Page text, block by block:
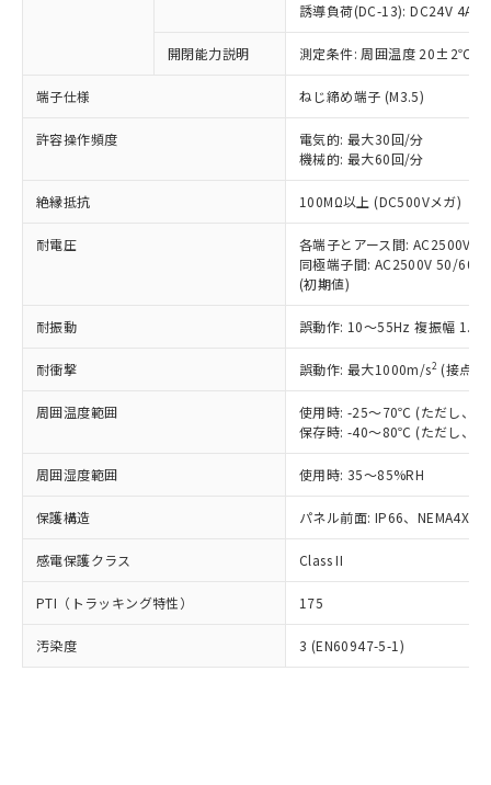
誘導負荷(DC-13): DC24V 4A/
開閉能力説明 測定条件: 周囲温度 20±2℃、
端子仕様 ねじ締め端子 (M3.5)
許容操作頻度
電気的: 最大30回/分
機械的: 最大60回/分
絶縁抵抗 100MΩ以上 (DC500Vメガ)
耐電圧
各端子とアース間: AC2500V
同極端子間: AC2500V 50/
(初期値)
耐振動 誤動作: 10～55Hz 複振幅
耐衝撃 誤動作: 最大1000m/s2 (接点
周囲温度範囲
使用時: -25～70℃ (ただし、氷
保存時: -40～80℃ (ただし、氷
周囲湿度範囲 使用時: 35～85%RH
保護構造 パネル前面: IP66、NEMA4X,
感電保護クラス Class II
PTI（トラッキング特性） 175
汚染度 3 (EN60947-5-1)
以下の条件をお読みいただき、同意のうえ
本サービスは、当社制御機器事業取扱
商品の当社在庫状況および標準価格
(税抜)を提供させていただくもので
当社制御機器事業取扱商品の中には、
本サービスの対象外となる商品もある
ことをご了承ください。
在庫状況および標準価格照会結果は、
記載している更新日時点での社内デー
タに基づき作成されるものであり、閲
覧された時点での実際の在庫および標
準価格とは異なる場合があることをご
正式な納期状況および標準価格はお客
様のお取引先、またはお客様担当のオ
ムロン制御機器販売店・当社販売員に
オムロン制御機器販売店や当社販売拠
販売ネットワーク
」をご確認
ください。
在庫状況および標準価格結果を当社の
事前の承諾なく第三者に漏洩または開
示しないようお願いします。
マイパーツ機能（部品リスト作成サー
ビス）をご利用いただくには、I-Web
対応予定なし：EU RoHS指令（10物質）の
非含有に非対応の商品で、対応品を出す予
調査・確認中：EU RoHS指令（10物質）の
非含有の対応状況を調査中または確認中の
商品です。
害物質有無と関係のない商品です。
仕入先様の事情により、非含有部品として
いたものが、含有品と判明した場合などや
むを得ず変更することがあります。
鉛(Pb) 1000ppm以下、 水銀(Hg) 1000ppm以下、 カド
六価クロム(Cr(Ⅵ)) 1000ppm以下、ポリ臭化ビフェニル
類(PBB) 1000ppm以下、ポリ臭化ジフェニルエーテル類
(PBDE) 1000ppm以下、フタル酸ビス(2-エチルヘキシ
ル) (DEHP)(別名：DOP) 1000ppm以下、フタル酸ブチ
ルベンジル（BBP） 1000ppm以下、フタル酸ジブチル
（DBP） 1000ppm以下、フタル酸ジイソブチル
但し、RoHS指令で産業用監視および制御機器に対する
フタル酸エステル類の４物質については閾値を超える意
図的な使用がないことを確認しています。
※2 対応予定月
部品在庫の切り替え状況などにより、予定
月が前後することがあります。
「○」：最大均質材料含有率が中国RoHSの
基準値以下であることを示します。
「×」：最大均質材料含有率が中国RoHSの
基準値を超えていることを示します。
「－」：未確認です。当社販売部門へお問
*中国RoHS10物質の基準値 (GB/T26572)：
Pb(鉛) :1000ppm、 Hg(水銀) : 1000ppm、 Cd(カドミウ
Cr(Ⅵ)(六価クロム) : 1000ppm、 PBBs(ポリ臭化ビフェ
ニル類) : 1000ppm、 PBDEs(ポリ臭化ジフェニルエーテ
ル類) : 1000ppm、
DBP(フタル酸ジブチル) : 1000ppm、 DIBP(フタル酸ジ
DEHP(フタル酸ビス(2-エチルヘキシル)) : 1000ppm
「ｅ」：有害物質（10物質）のすべてが基
準値以下であることを示します。
「10」：通常の使用状況下において有害物
質が外部に漏えいし、環境に深刻な影響を
当社は、これら貴社製品のうち、外国
為替および外国貿易法に定める商品
（以下｢規制貨物等」という）を輸出
または国外への提供する場合は、日本
国政府の輸出許可(または役務取引許
可)を取得するなどの必要な手続きを
当社は規制貨物を破棄する場合は、完
全に破砕するなど、違法に輸出されな
いよう必要な手段を講じます。
当社は貴社製品を、核兵器、ミサイ
ル、化学兵器、生物兵器またはその他
武器並びにこれらの製造装置等に一切
当社は、貴社製品を第三者に販売する
場合は、上記1、2および3の内容を当
該第三者に通知します。また当社は、
販売先および販売に係わる関係者が違
法に輸出するおそれがある場合は、取
一定数以上の在庫あり
一定数には満たないが在庫あり
在庫なし(最新の在庫状況につ
いては、お客様のお取引先、ま
たはお客様担当のオムロン制御
機器販売店・当社販売員にご確
認ください)
白
受注生産機種、また在庫状況の
情報を公開していない機種